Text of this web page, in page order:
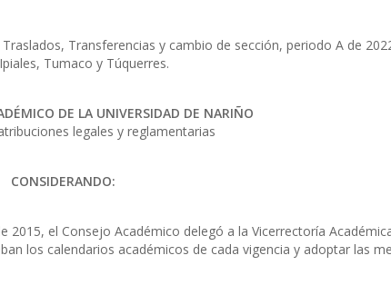
Transferencias y cambio de sección, periodo A de
Tumaco y Túquerres.
DE LA UNIVERSIDAD DE NARIÑO
legales y reglamentarias
CONSIDERANDO:
2015, el Consejo Académico delegó a la Vicerrectoría
los calendarios académicos de cada vigencia y adoptar las